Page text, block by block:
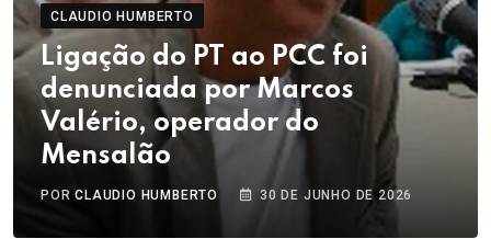
CLAUDIO HUMBERTO
Ligação do PT ao PCC foi
denunciada por Marcos
Valério, operador do
Mensalão
PORCLAUDIO HUMBERTO 30 DE JUNHO DE 2026